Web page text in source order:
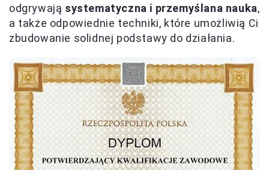
odgrywają systematyczna i przemyślana nauka,
a także odpowiednie techniki, które umożliwią Ci
zbudowanie solidnej podstawy do działania.